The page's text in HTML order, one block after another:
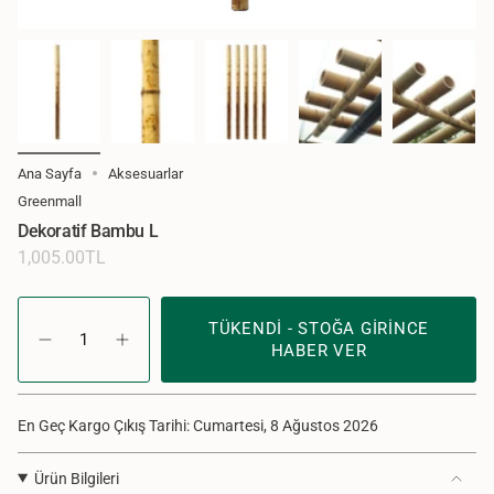
Ana Sayfa
Aksesuarlar
Greenmall
Dekoratif Bambu L
Normal
1,005.00TL
{"in_cart_html"=>"Sepette
class=\"quantity-
{{
}}
</span>
adet",
Dekoratif
L
için
azalt
-
Dekoratif
L"
TÜKENDI - STOĞA GIRINCE
HABER VER
En Geç Kargo Çıkış Tarihi: Cumartesi, 8 Ağustos 2026
Ürün Bilgileri